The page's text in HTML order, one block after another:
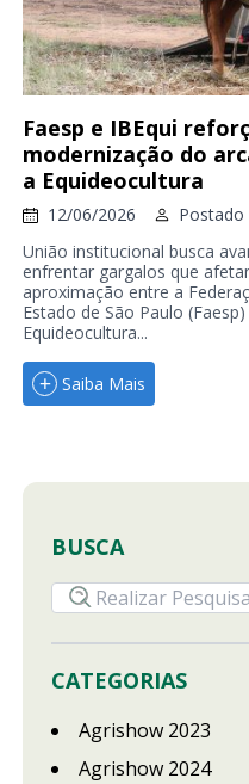
Faesp e IBEqui
modernização do
a Equideocultura
12/06/2026 Postado
União institucional busca
enfrentar gargalos que
aproximação entre a
Estado de São Paulo
Equideocultura...
Saiba Mais
BUSCA
CATEGORIAS
Agrishow 2023
Agrishow 2024